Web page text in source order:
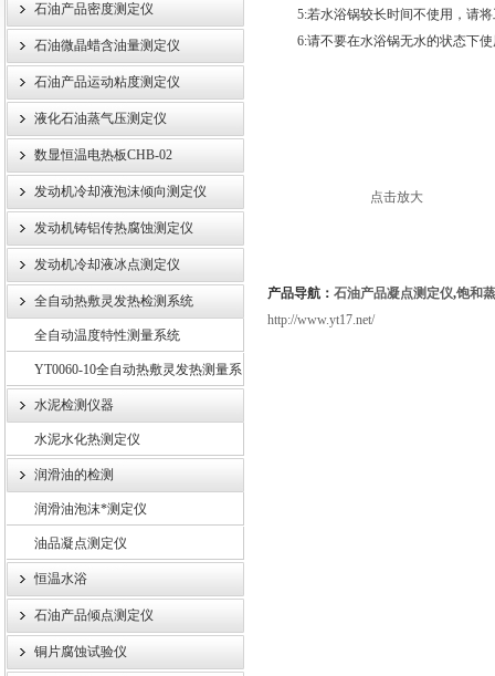
5:若水浴锅较长时间不使用，请将
6:请不要在水浴锅无水的状态下使
点击放大
产品导航： 石油产品凝点测定仪,饱和
http://www.yt17.net/
石油产品密度测定仪
石油微晶蜡含油量测定仪
石油产品运动粘度测定仪
液化石油蒸气压测定仪
数显恒温电热板CHB-02
发动机冷却液泡沫倾向测定仪
发动机铸铝传热腐蚀测定仪
发动机冷却液冰点测定仪
全自动热敷灵发热检测系统
全自动温度特性测量系统
YT0060-10全自动热敷灵发热测量系
统
水泥检测仪器
水泥水化热测定仪
润滑油的检测
润滑油泡沫*测定仪
油品凝点测定仪
恒温水浴
石油产品倾点测定仪
铜片腐蚀试验仪